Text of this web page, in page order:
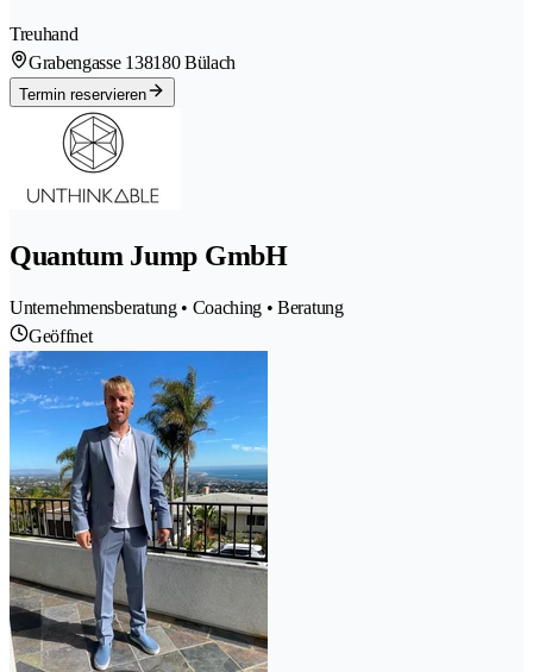
Treuhand
Grabengasse 138180 Bülach
Termin reservieren
Quantum Jump GmbH
Unternehmensberatung • Coaching • Beratung
Geöffnet